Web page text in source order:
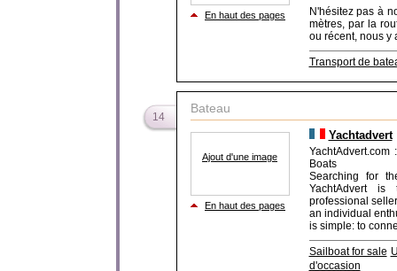
En haut des pages
N'hésitez pas à
mètres, par la
ou récent, nous y
Transport de
14
Bateau
Ajout d'une image
En haut des pages
Yachtadvert
Boats
Searching for
YachtAdvert is
professional
an individual
is simple: to
Sailboat for sale
d'occasion